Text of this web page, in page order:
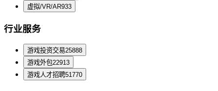
虚拟/VR/AR933
行业服务
游戏投资交易25888
游戏外包22913
游戏人才招聘51770